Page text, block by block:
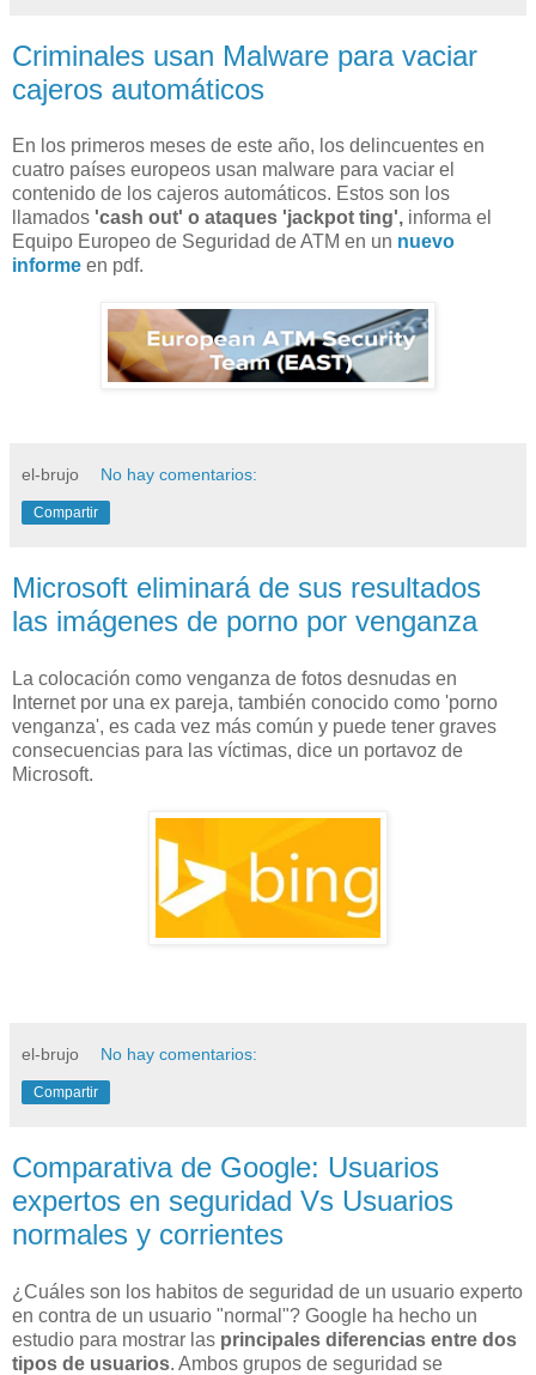
Criminales usan Malware para vaciar
cajeros automáticos
En los primeros meses de este año, los delincuentes en
cuatro países europeos usan malware para vaciar el
contenido de los cajeros automáticos. Estos son los
llamados 'cash out' o ataques 'jackpot ting', informa el
Equipo Europeo de Seguridad de ATM en un nuevo
informe en pdf.
el-brujo No hay comentarios:
Compartir
Microsoft eliminará de sus resultados
las imágenes de porno por venganza
La colocación como venganza de fotos desnudas en
Internet por una ex pareja, también conocido como 'porno
venganza', es cada vez más común y puede tener graves
consecuencias para las víctimas, dice un portavoz de
Microsoft.
el-brujo No hay comentarios:
Compartir
Comparativa de Google: Usuarios
expertos en seguridad Vs Usuarios
normales y corrientes
¿Cuáles son los habitos de seguridad de un usuario experto
en contra de un usuario "normal"? Google ha hecho un
estudio para mostrar las principales diferencias entre dos
tipos de usuarios. Ambos grupos de seguridad se